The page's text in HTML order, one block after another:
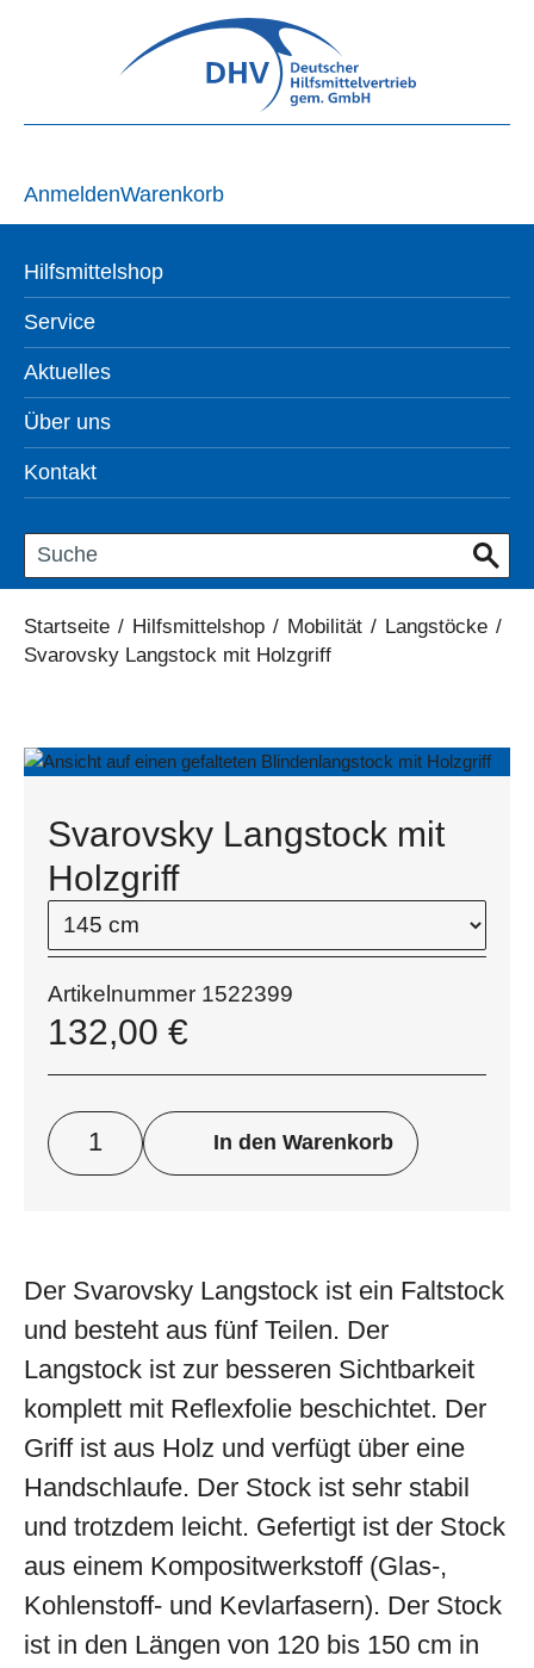
AnmeldenWarenkorb
Hilfsmittelshop
Service
Aktuelles
Über uns
Kontakt
Startseite / Hilfsmittelshop / Mobilität / Langstöcke /
Svarovsky Langstock mit Holzgriff
Svarovsky Langstock mit
Holzgriff
Artikelnummer 1522399
132,00 €
In den Warenkorb
Der Svarovsky Langstock ist ein Faltstock
und besteht aus fünf Teilen. Der
Langstock ist zur besseren Sichtbarkeit
komplett mit Reflexfolie beschichtet. Der
Griff ist aus Holz und verfügt über eine
Handschlaufe. Der Stock ist sehr stabil
und trotzdem leicht. Gefertigt ist der Stock
aus einem Kompositwerkstoff (Glas-,
Kohlenstoff- und Kevlarfasern). Der Stock
ist in den Längen von 120 bis 150 cm in